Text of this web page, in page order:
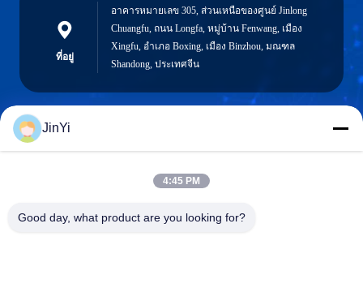
ที่อยู่
อาคารหมายเลข 305, ส่วนเหนือของศูนย์ Jinlong
Chuangfu, ถนน Longfa, หมู่บ้าน Fenwang, เมือง
Xingfu, อำเภอ Boxing, เมือง Binzhou, มณฑล
Shandong, ประเทศจีน
chenshasha1867@gmail.com
JinYi
4:45 PM
Good day, what product are you looking for?